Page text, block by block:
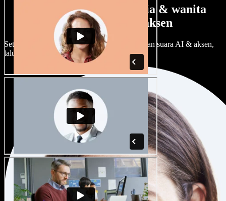
Banyak pilihan suara pria & wanita
dengan berbagai aksen
Setiap proyek bisa terdengar beda. Pilih ratusan suara AI & aksen,
lalu sesuaikan sesuka Anda.